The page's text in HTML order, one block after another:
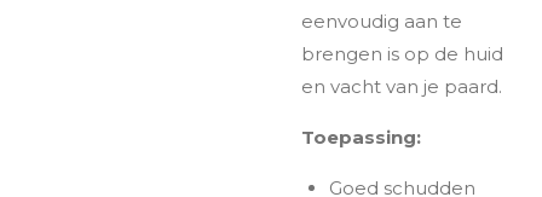
eenvoudig aan te
brengen is op de huid
en vacht van je paard.
Toepassing:
Goed schudden